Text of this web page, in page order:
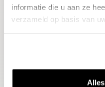
informatie die u aan ze
verzameld op basis van